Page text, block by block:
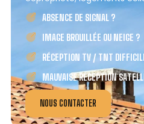
ABSENCE DE SIGNAL ?
IMAGE BROUILLÉE OU NEIGE ?
RÉCEPTION TV / TNT
MAUVAISE RÉCEPTION
NOUS CONTACTER